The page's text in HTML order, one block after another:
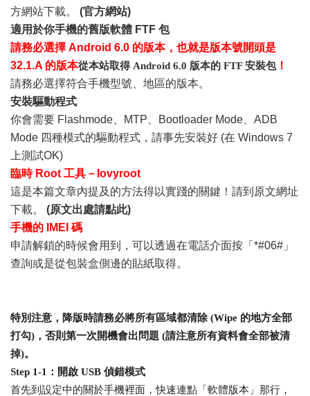
方網站下載。 (官方網站)
適用於你手機的舊版軟體 FTF 包
請務必選擇 Android 6.0 的版本，也就是版本號開頭是
32.1.A 的版本從本站取得 Android 6.0 版本的 FTF 安裝包！
請務必選擇符合手機型號、地區的版本。
安裝驅動程式
你會需要 Flashmode、MTP、Bootloader Mode、ADB
Mode 四種模式的驅動程式，請事先安裝好 (在 Windows 7
上測試OK)
臨時 Root 工具－Iovyroot
這是本篇文章內提及的方法得以實踐的關鍵！請到原文網址
下載。 (原文出處請點此)
手機的 IMEI 碼
申請解鎖的時候會用到，可以透過在電話介面按「*#06#」
查詢或是從包裝盒側邊的貼紙取得。
特別注意，降版時請務必將所有區域都清除 (Wipe 的地方全部
打勾)，否則第一次開機會出問題 (請注意所有資料會全部被清
掉)。
Step 1-1：開啟 USB 偵錯模式
首先到設定中的關於手機裡面，快速連點「軟體版本」那行，